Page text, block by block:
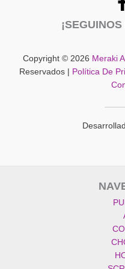
Copyright © 2026 Meraki
Reservados |
Política De